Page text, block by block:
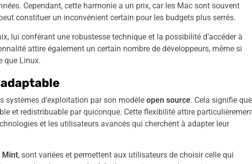
Cependant, cette harmonie a un prix, car les Mac sont souvent
constituer un inconvénient certain pour les budgets plus serrés.
lui conférant une robustesse technique et la possibilité d’accéder à
attire également un certain nombre de développeurs, même si
que Linux.
d’exploitation par son modèle open source. Cela signifie que
et redistribuable par quiconque. Cette flexibilité attire
et les utilisateurs avancés qui cherchent à adapter leur
Mint, sont variées et permettent aux utilisateurs de choisir celle qui